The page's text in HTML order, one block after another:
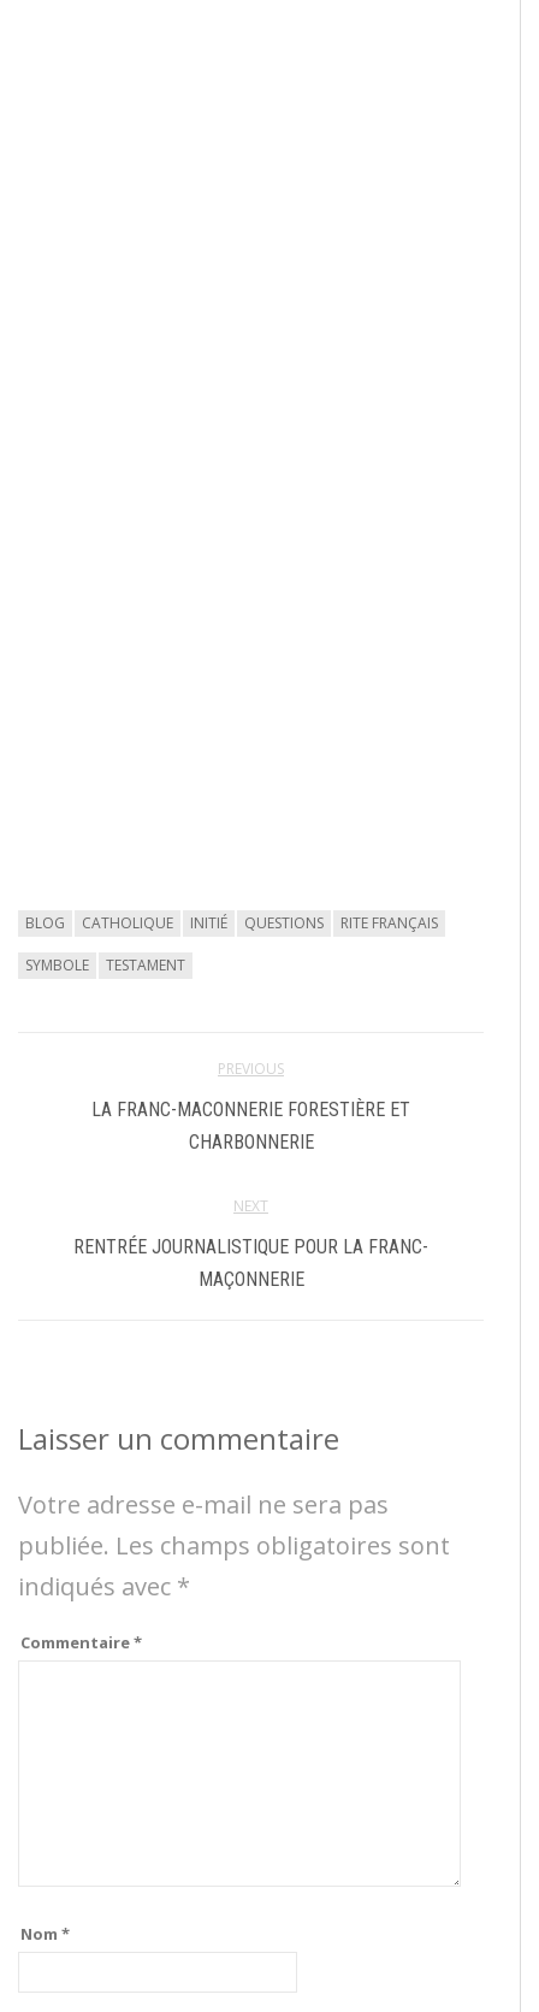
BLOG CATHOLIQUE INITIÉ QUESTIONS RITE FRANÇAIS
SYMBOLE TESTAMENT
PREVIOUS
LA FRANC-MACONNERIE FORESTIÈRE ET
CHARBONNERIE
NEXT
RENTRÉE JOURNALISTIQUE POUR LA FRANC-
MAÇONNERIE
Laisser un commentaire
Votre adresse e-mail ne sera pas
publiée. Les champs obligatoires sont
indiqués avec *
Commentaire*
Nom *